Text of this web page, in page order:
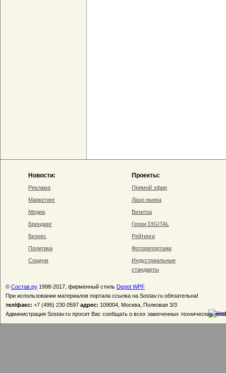
Новости:
Реклама
Маркетинг
Медиа
Брендинг
Бизнес
Политика
Социум
Проекты:
Прямой эфир
Лицо рынка
Визитка
Герои DIGITAL
Рейтинги
Фоторепортажи
Индустриальные
стандарты
© Состав.ру 1998-2017, фирменный стиль Depot WPF
При использовании материалов портала ссылка на Sostav.ru обязательна!
тел/факс: +7 (495) 230 0597 адрес: 109004, Москва, Полковая 3/3
Администрация Sostav.ru просит Вас сообщать о всех замеченных технических